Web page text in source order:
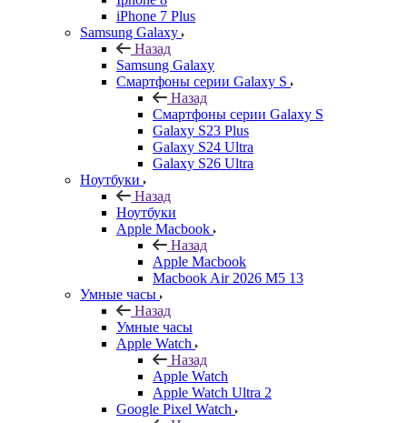
iPhone 7 Plus
Samsung Galaxy
Назад
Samsung Galaxy
Смартфоны серии Galaxy S
Назад
Смартфоны серии Galaxy S
Galaxy S23 Plus
Galaxy S24 Ultra
Galaxy S26 Ultra
Ноутбуки
Назад
Ноутбуки
Apple Macbook
Назад
Apple Macbook
Macbook Air 2026 M5 13
Умные часы
Назад
Умные часы
Apple Watch
Назад
Apple Watch
Apple Watch Ultra 2
Google Pixel Watch